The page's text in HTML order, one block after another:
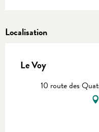
Localisation
Le Voy
10 route des